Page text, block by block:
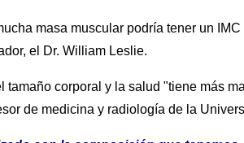
masa muscular podría tener un
el Dr. William Leslie.
tamaño corporal y la salud "tiene más
de medicina y radiología de la